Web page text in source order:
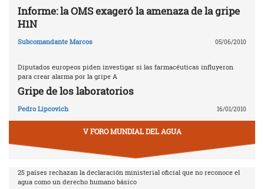
Informe: la OMS exageró la amenaza de la gripe
H1N
Subcomandante Marcos 05/06/2010
Diputados europeos piden investigar si las farmacéuticas influyeron
para crear alarma por la gripe A
Gripe de los laboratorios
Pedro Lipcovich 16/01/2010
V FORO MUNDIAL DEL AGUA
25 países rechazan la declaración ministerial oficial que no reconoce el
agua como un derecho humano básico